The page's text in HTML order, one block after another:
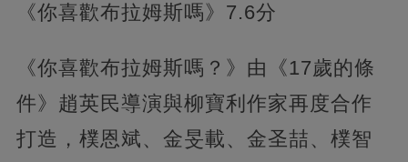
《你喜歡布拉姆斯嗎》7.6分
《你喜歡布拉姆斯嗎？》由《17歲的條
件》趙英民導演與柳寶利作家再度合作
打造，樸恩斌、金旻載、金圣喆、樸智